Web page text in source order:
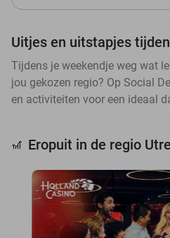
Uitjes en uitstapjes
Tijdens je weekendje weg wat
jou gekozen regio? Op Social
en activiteiten voor een ideaal
🎢 Eropuit in de regio